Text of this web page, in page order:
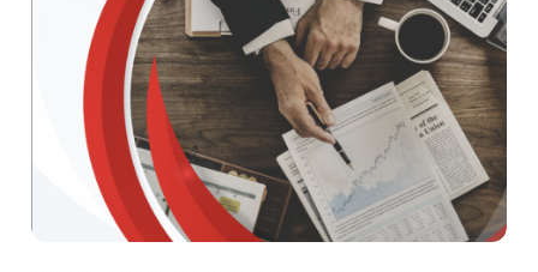
chuyên môn để từ đó đánh giá được hiệu quả hoạt động
của bộ máy Chăm sóc khách hàng/Bán hàng. Truy cập
Website trải nghiệm Viettel CX Cloud tại đây.